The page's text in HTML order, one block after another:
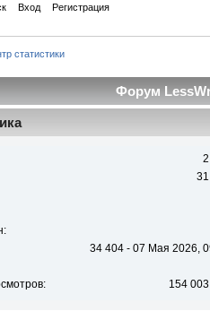
Вход Регистрация
статистики
Форум
34 404 - 07 Мая 2026,
154